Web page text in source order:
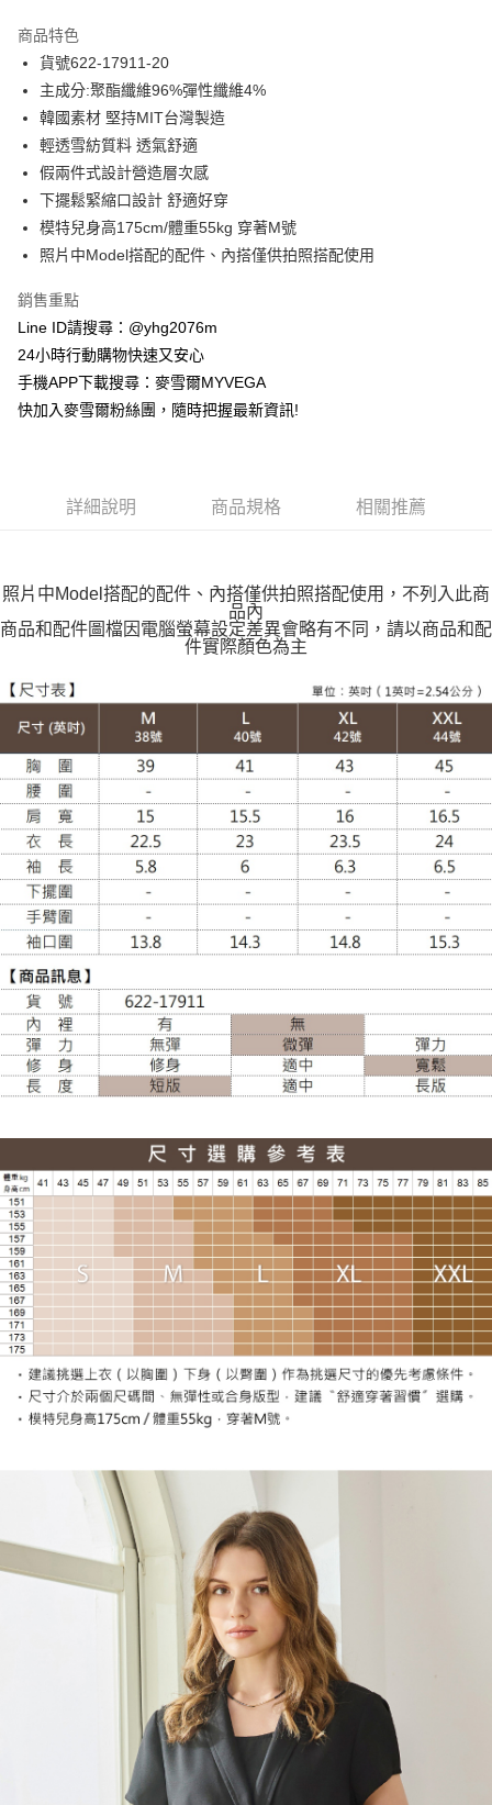
合作金庫商業銀行
華南商業銀行
上海商業儲蓄銀行
國泰世華商業銀行
臺灣中小企業銀行
匯豐（台灣）商業銀行
聯邦商業銀行
元大商業銀行
玉山商業銀行
星展（台灣）商業銀行
台新國際商業銀行
中國信託商業銀行
超商取貨付款
LINE Pay
Apple Pay
街口支付
ATM付款
貨到付款
運送方式
全家取貨付款
每筆NT$100，滿NT$599(含以上)免運費
付款後萊爾富取貨
每筆NT$100，滿NT$988(含以上)免運費
每筆NT$100，滿NT$988(含以上)免運費
付款後7-11取貨
每筆NT$100，滿NT$988(含以上)免運費
大嘴鳥宅配通
每筆NT$100，滿NT$988(含以上)免運費
貨到付款
每筆NT$120
商品特色
貨號622-17911-20
主成分:聚酯纖維96%彈性纖維4%
韓國素材 堅持MIT台灣製造
輕透雪紡質料 透氣舒適
假兩件式設計營造層次感
下擺鬆緊縮口設計 舒適好穿
模特兒身高175cm/體重55kg 穿著M號
照片中Model搭配的配件、內搭僅供拍照搭配使用
銷售重點
Line ID請搜尋：@yhg2076m
24小時行動購物快速又安心
手機APP下載搜尋：麥雪爾MYVEGA
快加入麥雪爾粉絲團，隨時把握最新資訊!
詳細說明 商品規格 相關推薦
照片中Model搭配的配件、內搭僅供拍照搭配使用，不列入此商
品內
商品和配件圖檔因電腦螢幕設定差異會略有不同，請以商品和配
件實際顏色為主